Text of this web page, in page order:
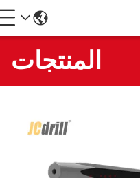
المنتجات